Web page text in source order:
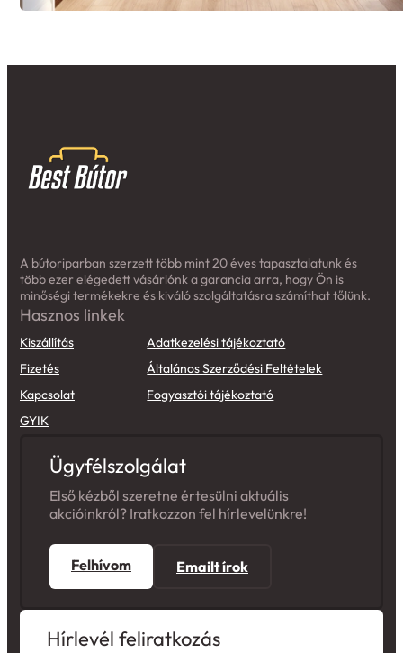
A bútoriparban szerzett több mint 20 éves tapasztalatunk és
több ezer elégedett vásárlónk a garancia arra, hogy Ön is
minőségi termékekre és kiváló szolgáltatásra számíthat tőlünk.
Hasznos linkek
Kiszállítás
Fizetés
Kapcsolat
GYIK
Adatkezelési tájékoztató
Általános Szerződési Feltételek
Fogyasztói tájékoztató
Ügyfélszolgálat
Első kézből szeretne értesülni aktuális
akcióinkról? Iratkozzon fel hírlevelünkre!
Felhívom Emailt írok
Hírlevél feliratkozás